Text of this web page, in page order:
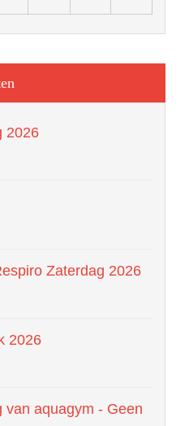
2026
Zaterdag 2026
2026
van aquagym - Geen